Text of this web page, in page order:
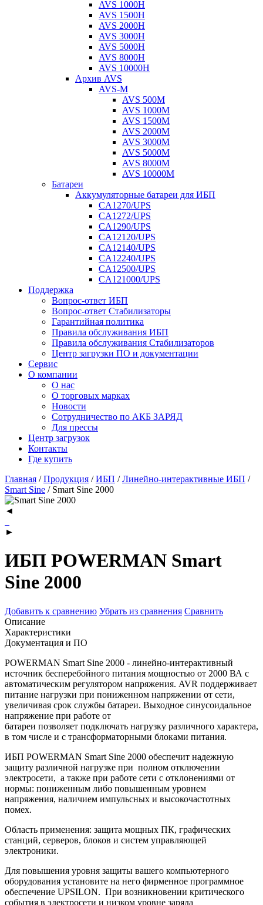
AVS 1000H
AVS 1500H
AVS 2000H
AVS 3000H
AVS 5000H
AVS 8000H
AVS 10000H
Архив AVS
AVS-M
AVS 500M
AVS 1000M
AVS 1500M
AVS 2000M
AVS 3000M
AVS 5000M
AVS 8000M
AVS 10000M
Батареи
Аккумуляторные батареи для ИБП
CA1270/UPS
CA1272/UPS
CA1290/UPS
CA12120/UPS
CA12140/UPS
CA12240/UPS
CA12500/UPS
CA121000/UPS
Поддержка
Вопрос-ответ ИБП
Вопрос-ответ Стабилизаторы
Гарантийная политика
Правила обслуживания ИБП
Правила обслуживания Стабилизаторов
Центр загрузки ПО и документации
Сервис
О компании
О нас
О торговых марках
Новости
Сотрудничество по АКБ ЗАРЯД
Для прессы
Центр загрузок
Контакты
Где купить
Главная /Продукция /ИБП /Линейно-интерактивные ИБП /
Smart Sine / Smart Sine 2000
◄
►
ИБП POWERMAN Smart
Sine 2000
Добавить к сравнению Убрать из сравнения Сравнить
Описание
Характеристики
Документация и ПО
POWERMAN Smart Sine 2000 - линейно-интерактивный
источник бесперебойного питания мощностью от 2000 ВА с
автоматическим регулятором напряжения. AVR поддерживает
питание нагрузки при пониженном напряжении от сети,
увеличивая срок службы батареи. Выходное синусоидальное
напряжение при работе от
батареи позволяет подключать нагрузку различного характера,
в том числе и с трансформаторными блоками питания.
ИБП POWERMAN Smart Sine 2000 обеспечит надежную
защиту различной нагрузке при полном отключении
электросети, а также при работе сети с отклонениями от
нормы: пониженным либо повышенным уровнем
напряжения, наличием импульсных и высокочастотных
помех.
Область применения: защита мощных ПК, графических
станций, серверов, блоков и систем управляющей
электроники.
Для повышения уровня защиты вашего компьютерного
оборудования установите на него фирменное программное
обеспечение UPSILON. При возникновении критического
события в электросети и низком уровне заряда